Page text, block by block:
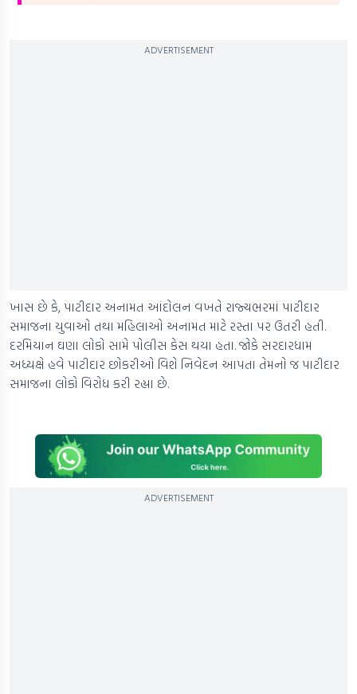
ADVERTISEMENT
ખાસ છે કે, પાટીદાર અનામત આંદોલન વખતે રાજ્યભરમાં પાટીદાર
સમાજના યુવાઓ તથા મહિલાઓ અનામત માટે રસ્તા પર ઉતરી હતી.
દરમિયાન ઘણા લોકો સામે પોલીસ કેસ થયા હતા. જોકે સરદારધામ
અધ્યક્ષે હવે પાટીદાર છોકરીઓ વિશે નિવેદન આપતા તેમનો જ પાટીદાર
સમાજના લોકો વિરોધ કરી રહ્યા છે.
ADVERTISEMENT